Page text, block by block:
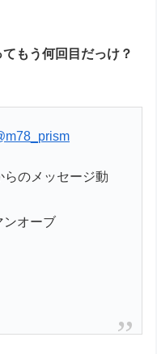
もう何回目だっけ？
らのメッセージ動
ンオーブ